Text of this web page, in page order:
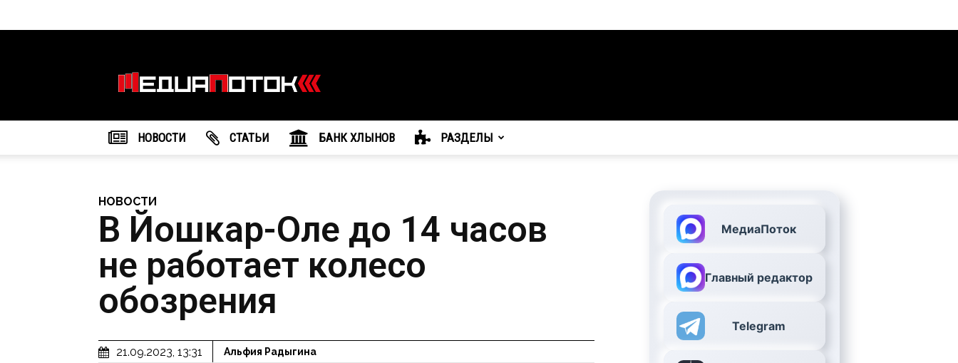
агентство
"МедиаПоток"
НОВОСТИ CТАТЬИ БАНК ХЛЫНОВ РАЗДЕЛЫ
НОВОСТИ
В Йошкар-Оле до 14 часов
не работает колесо
обозрения
21.09.2023, 13:31 Альфия Радыгина
МедиаПоток
Главный редактор
Telegram